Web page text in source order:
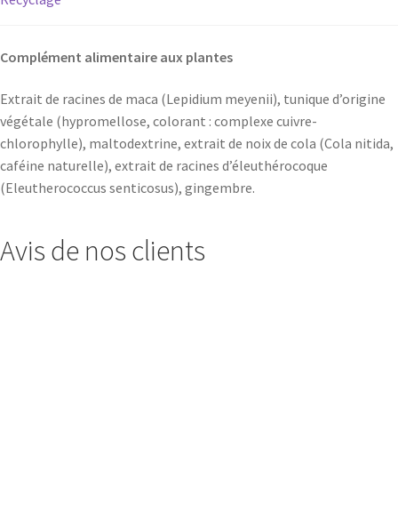
Complément alimentaire aux plantes
Extrait de racines de maca (Lepidium meyenii), tunique d’origine
végétale (hypromellose, colorant : complexe cuivre-
chlorophylle), maltodextrine, extrait de noix de cola (Cola nitida,
caféine naturelle), extrait de racines d’éleuthérocoque
(Eleutherococcus senticosus), gingembre.
Avis de nos clients